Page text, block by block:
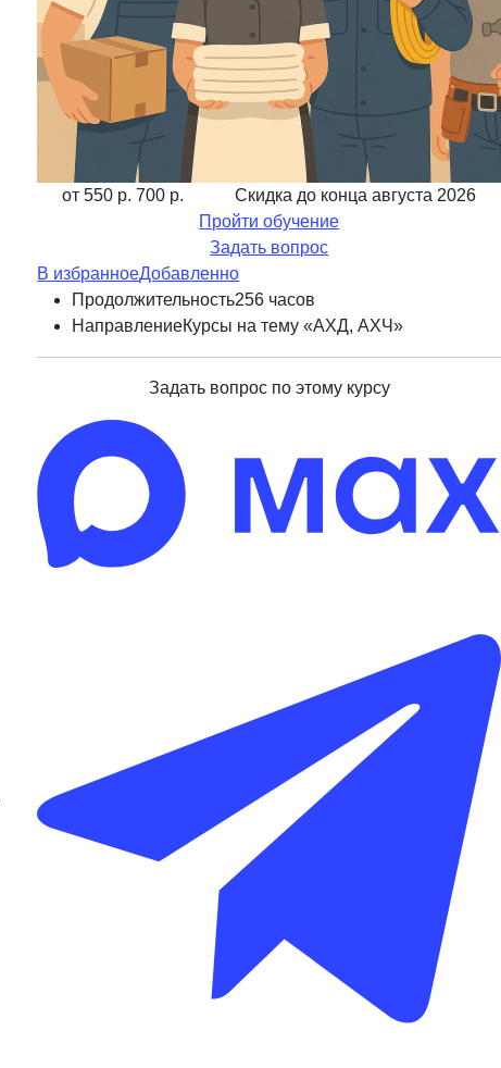
от 550 р. 700 р. Скидка до конца августа 2026
Пройти обучение
Задать вопрос
В избранноеДобавленно
Продолжительность256 часов
НаправлениеКурсы на тему «АХД, АХЧ»
Задать вопрос по этому курсу